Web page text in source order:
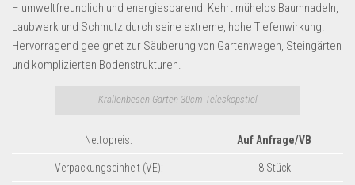
Münzen
Schuhe & Accessoires
Wohnen & Einrichten
Restposten-Angebote
– umweltfreundlich und energiesparend! Kehrt mühelos Baumnadeln,
Laubwerk und Schmutz durch seine extreme, hohe Tiefenwirkung.
Hervorragend geeignet zur Säuberung von Gartenwegen, Steingärten
und komplizierten Bodenstrukturen.
Krallenbesen Garten 30cm Teleskopstiel
Nettopreis: Auf Anfrage/VB
Verpackungseinheit (VE): 8 Stück